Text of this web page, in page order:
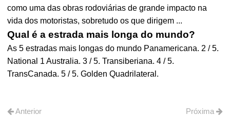
como uma das obras rodoviárias de grande impacto na
vida dos motoristas, sobretudo os que dirigem ...
Qual é a estrada mais longa do mundo?
As 5 estradas mais longas do mundo Panamericana. 2 / 5.
National 1 Australia. 3 / 5. Transiberiana. 4 / 5.
TransCanada. 5 / 5. Golden Quadrilateral.
Anterior
Próxima